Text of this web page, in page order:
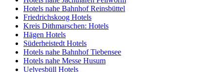
Hotels nahe Bahnhof Reinsbüttel
Friedrichskoog Hotels
Kreis Dithmarschen: Hotels
Hägen Hotels
Süderheistedt Hotels
Hotels nahe Bahnhof Tiebensee
Hotels nahe Messe Husum
Uelvesbüll Hotels